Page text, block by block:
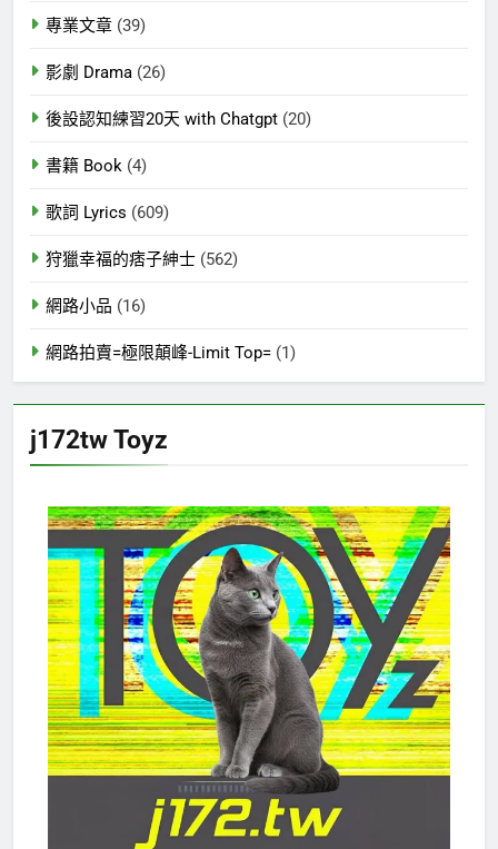
專業文章 (39)
影劇 Drama (26)
後設認知練習20天 with Chatgpt (20)
書籍 Book (4)
歌詞 Lyrics (609)
狩獵幸福的痞子紳士 (562)
網路小品 (16)
網路拍賣=極限顛峰-Limit Top= (1)
j172tw Toyz